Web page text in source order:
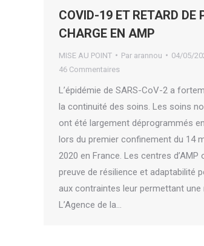
COVID-19 ET RETARD DE
CHARGE EN AMP
MISE AU POINT Par arannou
04/05/
46 Commentaires
L’épidémie de SARS-CoV-2 a
la continuité des soins. Les soins
ont été largement déprogrammés
lors du premier confinement du 14
2020 en France. Les centres d’AMP
preuve de résilience et adaptabilité
aux contraintes leur permettant une
L’Agence de la…